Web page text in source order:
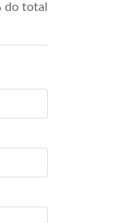
do total